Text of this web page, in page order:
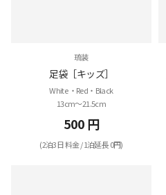
琉装
足袋［キッズ］
White ・Red・Black
13cm～21.5cm
500 円
(2泊3日 料金 / 1泊延長 0円)